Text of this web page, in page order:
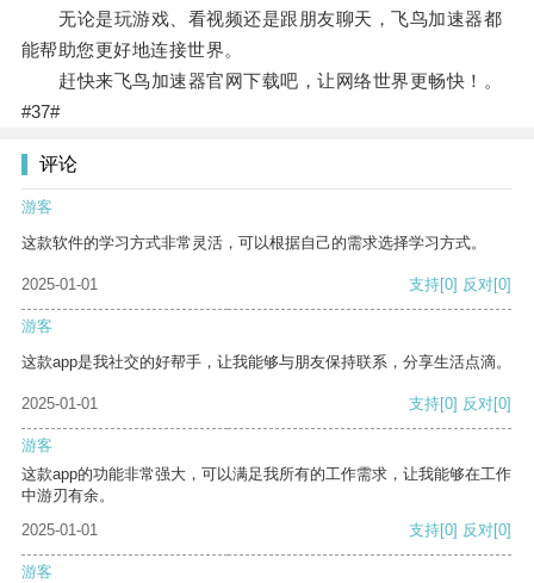
无论是玩游戏、看视频还是跟朋友聊天，飞鸟加速器都
能帮助您更好地连接世界。
赶快来飞鸟加速器官网下载吧，让网络世界更畅快！。
#37#
评论
游客
这款软件的学习方式非常灵活，可以根据自己的需求选择学习方式。
2025-01-01 支持[0] 反对[0]
游客
这款app是我社交的好帮手，让我能够与朋友保持联系，分享生活点滴。
2025-01-01 支持[0] 反对[0]
游客
这款app的功能非常强大，可以满足我所有的工作需求，让我能够在工作
中游刃有余。
2025-01-01
支持[0] 反对[0]
游客